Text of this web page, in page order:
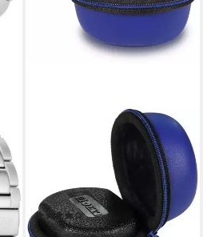
Uhrenetui 324172,
Uhrenaufbewahrung,
Reiseetui für Armbanduhren,
max. Ø Uhren 50 mm
(6)
14,90 €